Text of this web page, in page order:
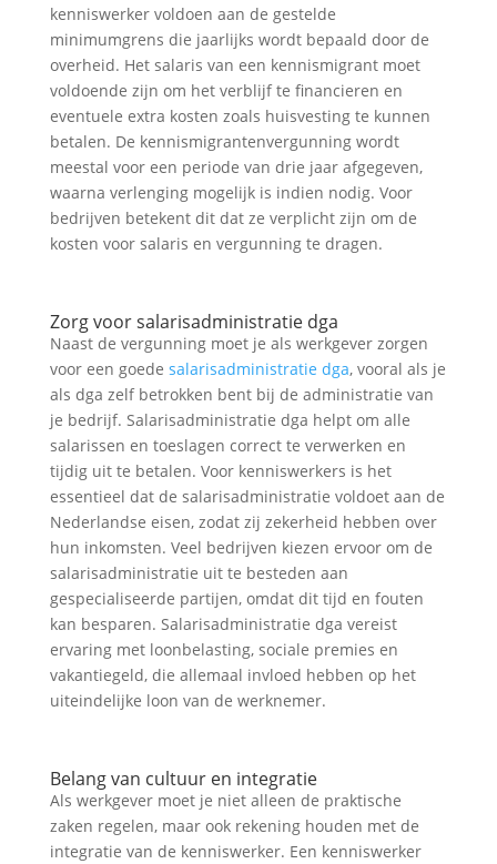
kenniswerker voldoen aan de gestelde
minimumgrens die jaarlijks wordt bepaald door de
overheid. Het salaris van een kennismigrant moet
voldoende zijn om het verblijf te financieren en
eventuele extra kosten zoals huisvesting te kunnen
betalen. De kennismigrantenvergunning wordt
meestal voor een periode van drie jaar afgegeven,
waarna verlenging mogelijk is indien nodig. Voor
bedrijven betekent dit dat ze verplicht zijn om de
kosten voor salaris en vergunning te dragen.
Zorg voor salarisadministratie dga
Naast de vergunning moet je als werkgever zorgen
voor een goede salarisadministratie dga, vooral als je
als dga zelf betrokken bent bij de administratie van
je bedrijf. Salarisadministratie dga helpt om alle
salarissen en toeslagen correct te verwerken en
tijdig uit te betalen. Voor kenniswerkers is het
essentieel dat de salarisadministratie voldoet aan de
Nederlandse eisen, zodat zij zekerheid hebben over
hun inkomsten. Veel bedrijven kiezen ervoor om de
salarisadministratie uit te besteden aan
gespecialiseerde partijen, omdat dit tijd en fouten
kan besparen. Salarisadministratie dga vereist
ervaring met loonbelasting, sociale premies en
vakantiegeld, die allemaal invloed hebben op het
uiteindelijke loon van de werknemer.
Belang van cultuur en integratie
Als werkgever moet je niet alleen de praktische
zaken regelen, maar ook rekening houden met de
integratie van de kenniswerker. Een kenniswerker